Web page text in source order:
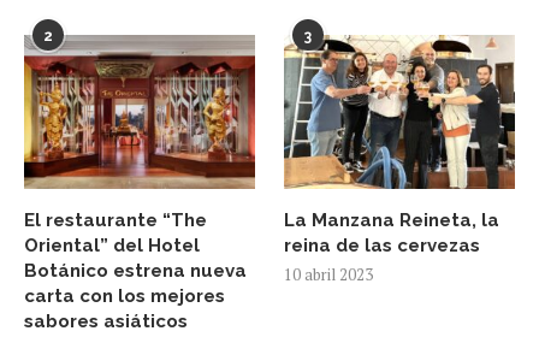
2
El restaurante “The
Oriental” del Hotel
Botánico estrena nueva
carta con los mejores
sabores asiáticos
3
La Manzana Reineta, la
reina de las cervezas
10 abril 2023